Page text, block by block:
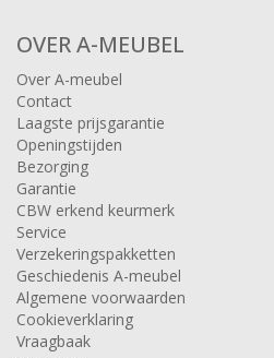
OVER A-MEUBEL
Over A-meubel
Contact
Laagste prijsgarantie
Openingstijden
Bezorging
Garantie
CBW erkend keurmerk
Service
Verzekeringspakketten
Geschiedenis A-meubel
Algemene voorwaarden
Cookieverklaring
Vraagbaak